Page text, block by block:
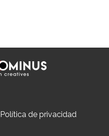
Política de privacidad